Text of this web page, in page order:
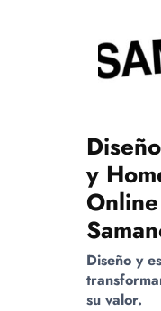
y
Diseño y
su valor.